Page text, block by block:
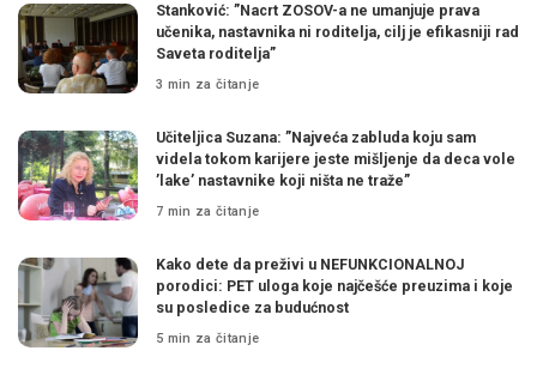
Stanković: ”Nacrt ZOSOV-a ne umanjuje prava
učenika, nastavnika ni roditelja, cilj je efikasniji rad
Saveta roditelja”
3 min za čitanje
Učiteljica Suzana: ”Najveća zabluda koju sam
videla tokom karijere jeste mišljenje da deca vole
’lake’ nastavnike koji ništa ne traže”
7 min za čitanje
Kako dete da preživi u NEFUNKCIONALNOJ
porodici: PET uloga koje najčešće preuzima i koje
su posledice za budućnost
5 min za čitanje